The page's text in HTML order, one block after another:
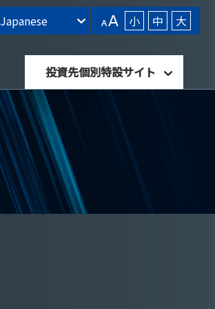
Japanese 小 中 大
投資先個別特設サイト